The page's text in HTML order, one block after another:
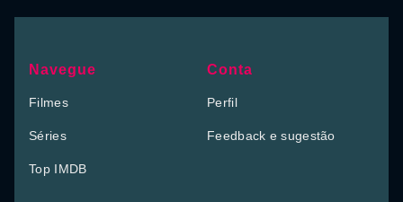
Navegue
Filmes
Séries
Top IMDB
Conta
Perfil
Feedback e sugestão